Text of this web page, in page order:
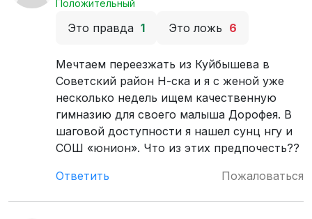
Положительный
Это правда 1 Это ложь 6
Мечтаем переезжать из Куйбышева в
Советский район Н-ска и я с женой уже
несколько недель ищем качественную
гимназию для своего малыша Дорофея. В
шаговой доступности я нашел сунц нгу и
СОШ «юнион». Что из этих предпочесть??
Ответить
Пожаловаться